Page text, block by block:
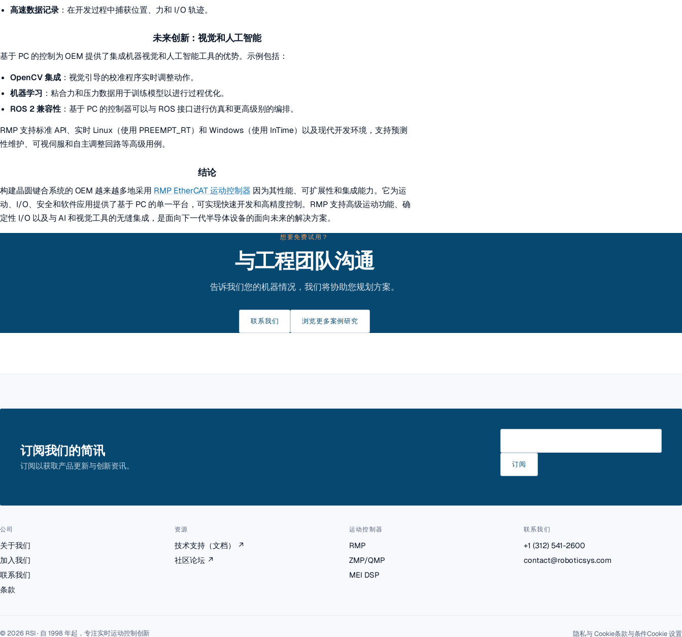
高速数据记录：在开发过程中捕获位置、力和 I/O 轨迹。
未来创新：视觉和人工智能
基于 PC 的控制为 OEM 提供了集成机器视觉和人工智能工具的优势。示例包括：
OpenCV 集成：视觉引导的校准程序实时调整动作。
机器学习 ：粘合力和压力数据用于训练模型以进行过程优化。
ROS 2 兼容性：基于 PC 的控制器可以与 ROS 接口进行仿真和更高级别的编排。
RMP 支持标准 API、实时 Linux（使用 PREEMPT_RT）和 Windows（使用 InTime）以及现代开发环境，支持预测
性维护、可视伺服和自主调整回路等高级用例。
结论
构建晶圆键合系统的 OEM 越来越多地采用 RMP EtherCAT 运动控制器 因为其性能、可扩展性和集成能力。它为运
动、I/O、安全和软件应用提供了基于 PC 的单一平台，可实现快速开发和高精度控制。RMP 支持高级运动功能、确
定性 I/O 以及与 AI 和视觉工具的无缝集成，是面向下一代半导体设备的面向未来的解决方案。
想要免费试用？
与工程团队沟通
告诉我们您的机器情况，我们将协助您规划方案。
联系我们 浏览更多案例研究
订阅我们的简讯
订阅以获取产品更新与创新资讯。
请输入邮箱
订阅
公司
关于我们
加入我们
联系我们
条款
资源
技术支持（文档）
↗
社区论坛↗
运动控制器
RMP
ZMP/QMP
MEI DSP
联系我们
+1 (312) 541-2600
contact@roboticsys.com
© 2026 RSI · 自 1998 年起，专注实时运动控制创新 隐私与 Cookie条款与条件Cookie 设置